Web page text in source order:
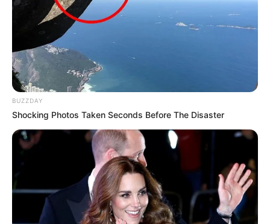
BUZZDAY
Shocking Photos Taken Seconds Before The Disaster